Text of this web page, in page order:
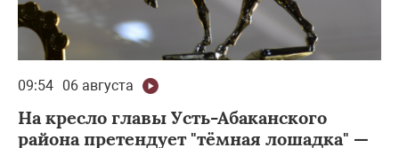
09:54 06 августа
На кресло главы Усть-Абаканского
района претендует "тёмная лошадка" —